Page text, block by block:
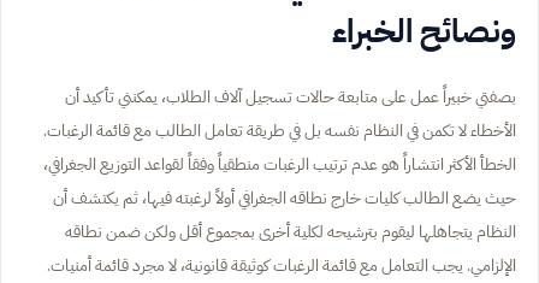
ونصائح الخبراء
بصفتي خبيراً عمل على متابعة حالات تسجيل آلاف الطلاب، يمكنني تأكيد أن
الأخطاء لا تكمن في النظام نفسه بل في طريقة تعامل الطالب مع قائمة الرغبات.
الخطأ الأكثر انتشاراً هو عدم ترتيب الرغبات منطقياً وفقاً لقواعد التوزيع الجغرافي،
حيث يضع الطالب كليات خارج نطاقه الجغرافي أولاً لرغبته فيها، ثم يكتشف أن
النظام يتجاهلها ليقوم بترشيحه لكلية أخرى بمجموع أقل ولكن ضمن نطاقه
الإلزامي. يجب التعامل مع قائمة الرغبات كوثيقة قانونية، لا مجرد قائمة أمنيات.